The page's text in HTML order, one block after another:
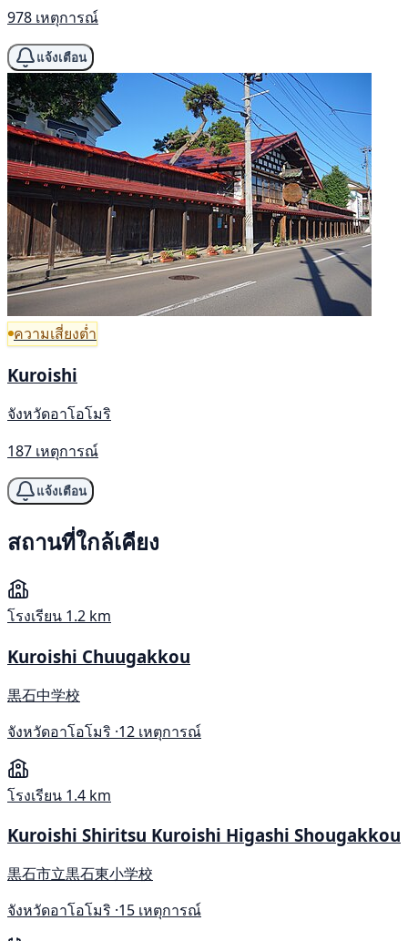
978 เหตุการณ์
แจ้งเตือน
ความเสี่ยงต่ำ
Kuroishi
จังหวัดอาโอโมริ
187 เหตุการณ์
แจ้งเตือน
สถานที่ใกล้เคียง
โรงเรียน 1.2 km
Kuroishi Chuugakkou
黒石中学校
จังหวัดอาโอโมริ ·12 เหตุการณ์
โรงเรียน 1.4 km
Kuroishi Shiritsu Kuroishi Higashi Shougakkou
黒石市立黒石東小学校
จังหวัดอาโอโมริ ·15 เหตุการณ์